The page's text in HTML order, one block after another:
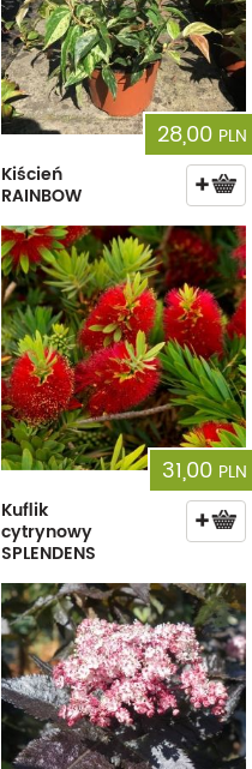
28,00 PLN
Kiścień
RAINBOW
31,00 PLN
Kuflik
cytrynowy
SPLENDENS